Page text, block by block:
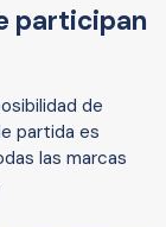
participan
de
partida es
las marcas